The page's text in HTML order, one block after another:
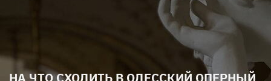
НА ЧТО СХОДИТЬ В ОДЕССКИЙ ОПЕРНЫЙ